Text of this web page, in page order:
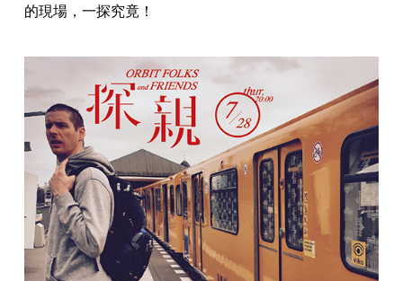
的現場，一探究竟！